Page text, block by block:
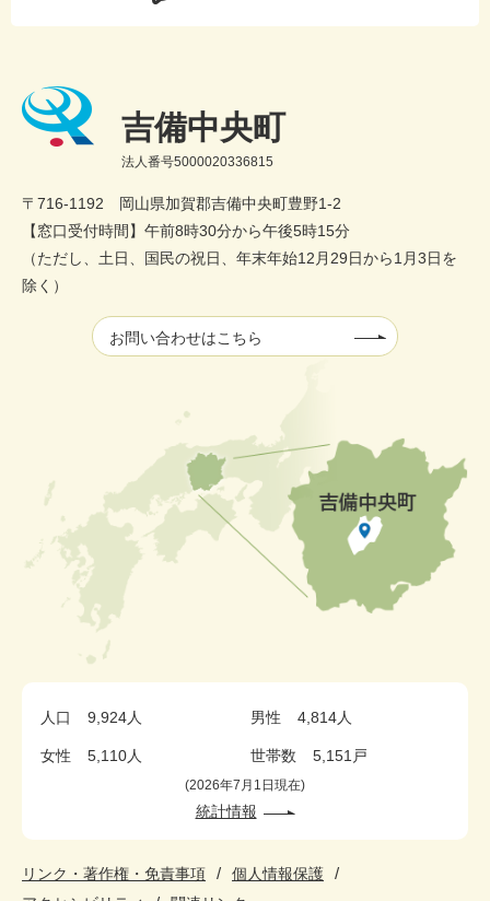
吉備中央町
法人番号5000020336815
〒716-1192 岡山県加賀郡吉備中央町豊野1-2
【窓口受付時間】午前8時30分から午後5時15分
（ただし、土日、国民の祝日、年末年始12月29日から1月3日を
除く）
お問い合わせはこちら
人口 9,924人 男性 4,814人
女性 5,110人 世帯数 5,151戸
2026年7月1日現在
統計情報
リンク・著作権・免責事項
個人情報保護